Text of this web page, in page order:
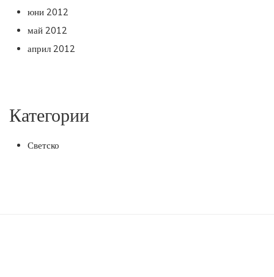
юни 2012
май 2012
април 2012
Категории
Светско